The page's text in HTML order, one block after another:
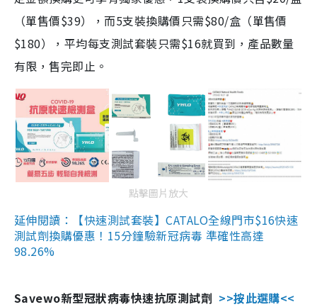
（單售價$39），而5支裝換購價只需$80/盒（單售價
$180），平均每支測試套裝只需$16就買到，產品數量
有限，售完即止。
點擊圖片放大
延伸閱讀：【快速測試套裝】CATALO全線門市$16快速
測試劑換購優惠！15分鐘驗新冠病毒 準確性高達
98.26%
Savewo新型冠狀病毒快速抗原測試劑 >>按此選購<<